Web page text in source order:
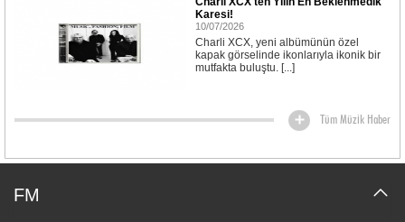
Karesi!
10/07/2026
Charli XCX, yeni albümünün özel
kapak görselinde ikonlarıyla ikonik bir
mutfakta buluştu. [...]
Tüm Müzik Haber
FM